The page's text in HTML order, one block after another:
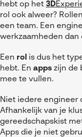
SOLIDWORKS
SOLIDWORKS
Spare Parts
myCADtools
myPDMtools
Acties en
Kennis
Downloads
hebt op het 3D
rol ook alweer?
een team. Een
werkzaamheden
Een rol is dus het
hebt. En apps zijn de
mee te vullen.
Niet iedere engineer
Afhankelijk van je
gereedschapskist
Apps die je niet